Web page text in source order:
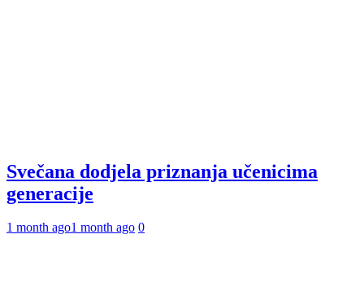
Svečana dodjela priznanja učenicima
generacije
1 month ago1 month ago 0